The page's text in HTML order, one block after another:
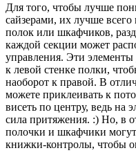
Для того, чтобы лучше
сайзерами, их лучше
полок или шкафчиков,
каждой секции может
управления. Эти
к левой стенке полки,
наоборот к правой. В
можете приклеивать к
висеть по центру, ведь на
сила притяжения. :) Но, в
полочки и шкафчики
книжки-контролы, чтобы